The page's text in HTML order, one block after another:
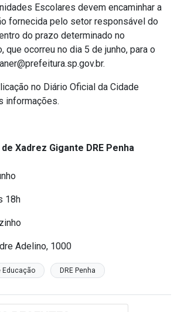
Escolares devem encaminhar a
fornecida pelo setor responsável do
do prazo determinado no
que ocorreu no dia 5 de junho, para o
no Diário Oficial da Cidade
informações.
Xadrez Gigante DRE Penha
18h
Adelino, 1000
Educação DRE Penha